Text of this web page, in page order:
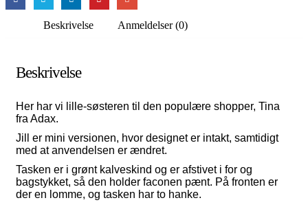
Beskrivelse Anmeldelser (0)
Beskrivelse
Her har vi lille-søsteren til den populære shopper, Tina
fra Adax.
Jill er mini versionen, hvor designet er intakt, samtidigt
med at anvendelsen er ændret.
Tasken er i grønt kalveskind og er afstivet i for og
bagstykket, så den holder faconen pænt. På fronten er
der en lomme, og tasken har to hanke.